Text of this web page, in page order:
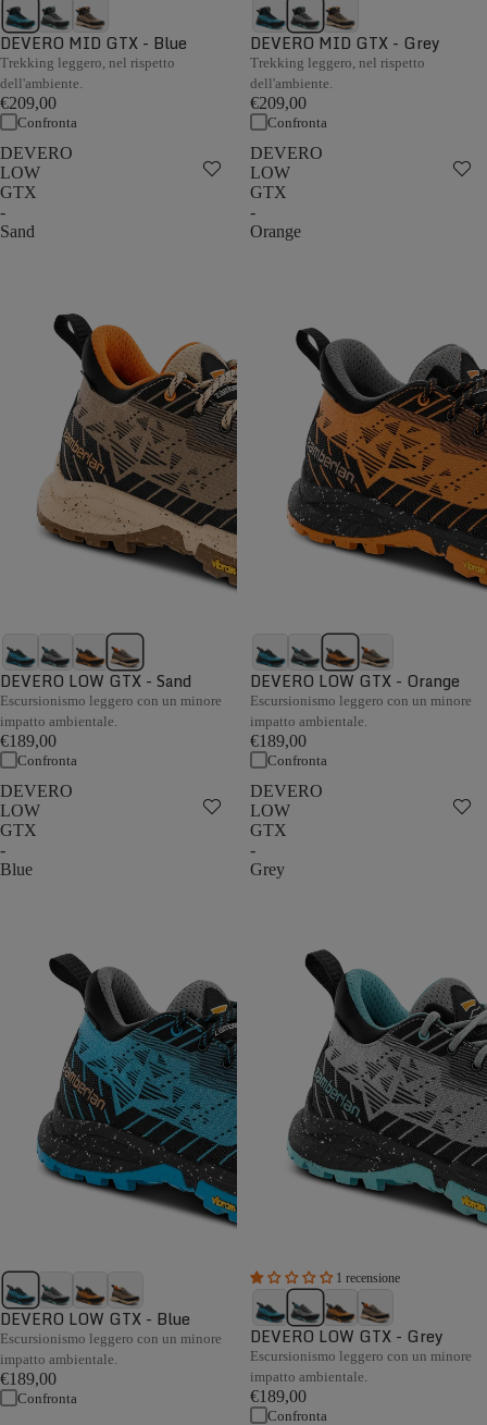
DEVERO MID GTX - Blue
Trekking leggero, nel rispetto
dell'ambiente.
€209,00
Confronta
DEVERO MID GTX - Grey
Trekking leggero, nel rispetto
dell'ambiente.
€209,00
Confronta
DEVERO
LOW
GTX
-
Sand
DEVERO LOW GTX - Sand
Escursionismo leggero con un minore
impatto ambientale.
€189,00
Confronta
DEVERO
LOW
GTX
-
Orange
DEVERO LOW GTX - Orange
Escursionismo leggero con un minore
impatto ambientale.
€189,00
Confronta
DEVERO
LOW
GTX
-
Blue
DEVERO LOW GTX - Blue
Escursionismo leggero con un minore
impatto ambientale.
€189,00
Confronta
DEVERO
LOW
GTX
-
Grey
1 recensione
DEVERO LOW GTX - Grey
Escursionismo leggero con un minore
impatto ambientale.
€189,00
Confronta